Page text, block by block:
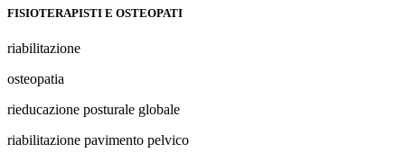
FISIOTERAPISTI E OSTEOPATI
riabilitazione
osteopatia
rieducazione posturale globale
riabilitazione pavimento pelvico